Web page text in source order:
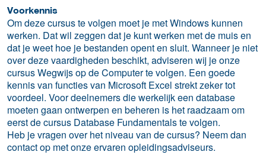
Voorkennis
Om deze cursus te volgen moet je met Windows kunnen
werken. Dat wil zeggen dat je kunt werken met de muis en
dat je weet hoe je bestanden opent en sluit. Wanneer je niet
over deze vaardigheden beschikt, adviseren wij je onze
cursus Wegwijs op de Computer te volgen. Een goede
kennis van functies van Microsoft Excel strekt zeker tot
voordeel. Voor deelnemers die werkelijk een database
moeten gaan ontwerpen en beheren is het raadzaam om
eerst de cursus Database Fundamentals te volgen.
Heb je vragen over het niveau van de cursus? Neem dan
contact op met onze ervaren opleidingsadviseurs.